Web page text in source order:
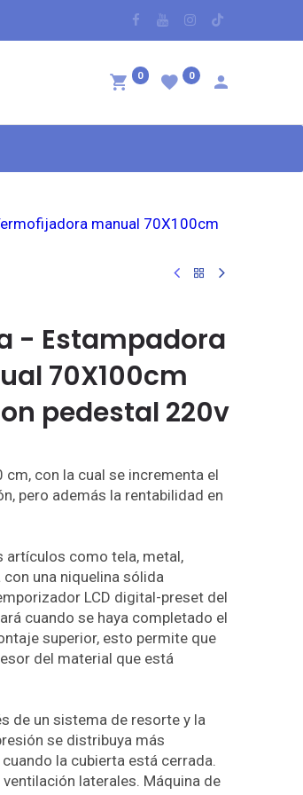
0 0
manual 70X100cm
- Estampadora
70X100cm
pedestal 220v
con la cual se incrementa el
pero además la rentabilidad en
artículos como tela, metal,
una niquelina sólida
LCD digital-preset del
cuando se haya completado el
superior, esto permite que
del material que está
de un sistema de resorte y la
se distribuya más
la cubierta está cerrada.
laterales. Máquina de